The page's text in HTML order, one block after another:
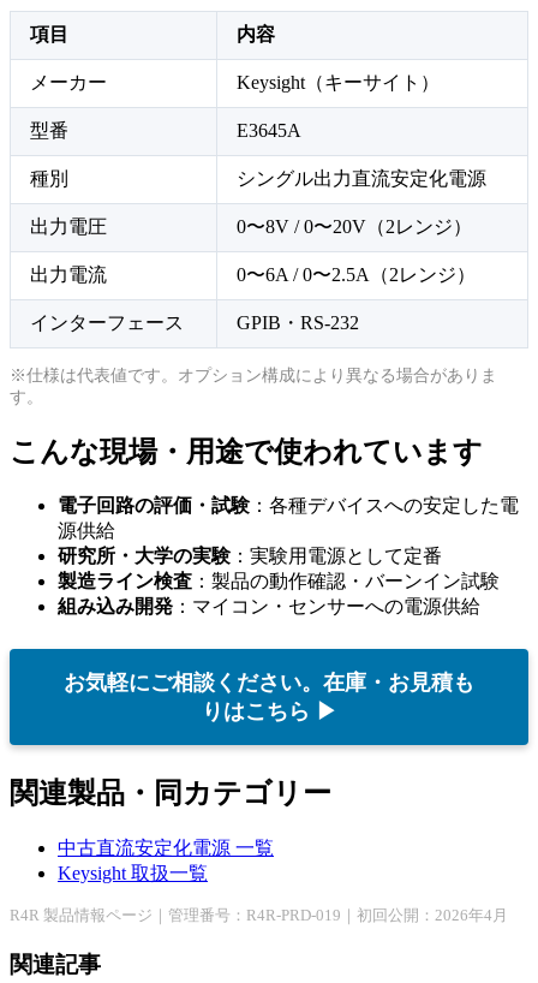
項目 内容
メーカー Keysight（キーサイト）
型番 E3645A
種別 シングル出力直流安定化電源
出力電圧 0〜8V / 0〜20V（2レンジ）
出力電流 0〜6A / 0〜2.5A（2レンジ）
インターフェース GPIB・RS-232
※仕様は代表値です。オプション構成により異なる場合がありま
す。
こんな現場・用途で使われています
電子回路の評価・試験：各種デバイスへの安定した電
源供給
研究所・大学の実験：実験用電源として定番
製造ライン検査 ：製品の動作確認・バーンイン試験
組み込み開発 ：マイコン・センサーへの電源供給
お気軽にご相談ください。在庫・お見積も
りはこちら ▶
関連製品・同カテゴリー
中古直流安定化電源 一覧
Keysight 取扱一覧
R4R 製品情報ページ｜管理番号：R4R-PRD-019｜初回公開：2026年4月
関連記事